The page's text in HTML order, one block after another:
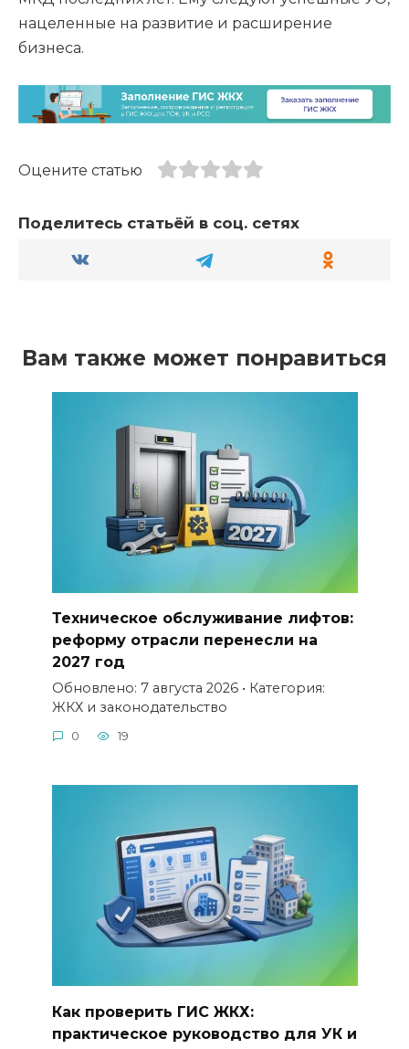
нацеленные на развитие и расширение
бизнеса.
Оцените статью
Поделитесь статьёй в соц. сетях
Вам также может понравиться
Техническое обслуживание лифтов:
реформу отрасли перенесли на
2027 год
Обновлено: 7 августа 2026 • Категория:
ЖКХ и законодательство
0 19
Как проверить ГИС ЖКХ:
практическое руководство для УК и